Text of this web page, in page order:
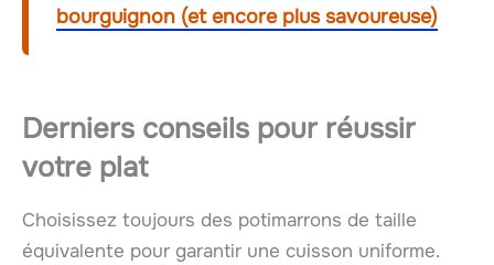
bourguignon (et encore plus savoureuse)
Derniers conseils pour réussir
votre plat
Choisissez toujours des potimarrons de taille
équivalente pour garantir une cuisson uniforme.